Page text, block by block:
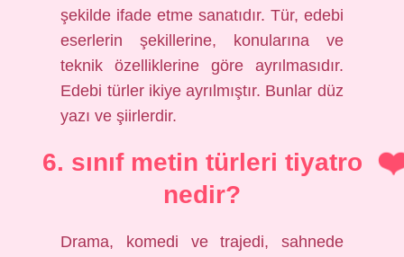
şekilde ifade etme sanatıdır. Tür, edebi
eserlerin şekillerine, konularına ve
teknik özelliklerine göre ayrılmasıdır.
Edebi türler ikiye ayrılmıştır. Bunlar düz
yazı ve şiirlerdir.
6. sınıf metin türleri tiyatro
nedir?
Drama, komedi ve trajedi, sahnede